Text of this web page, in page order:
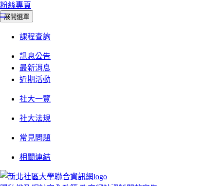
粉絲專頁
:::展開選單
課程查詢
訊息公告
最新消息
近期活動
社大一覽
社大法規
常見問題
相關連結